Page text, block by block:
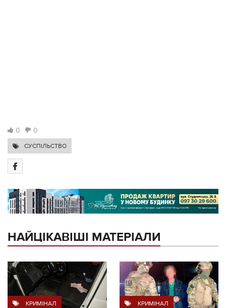
0 0
СУСПІЛЬСТВО
НАЙЦІКАВІШІ МАТЕРІАЛИ
КРИМІНАЛ КРИМІНАЛ